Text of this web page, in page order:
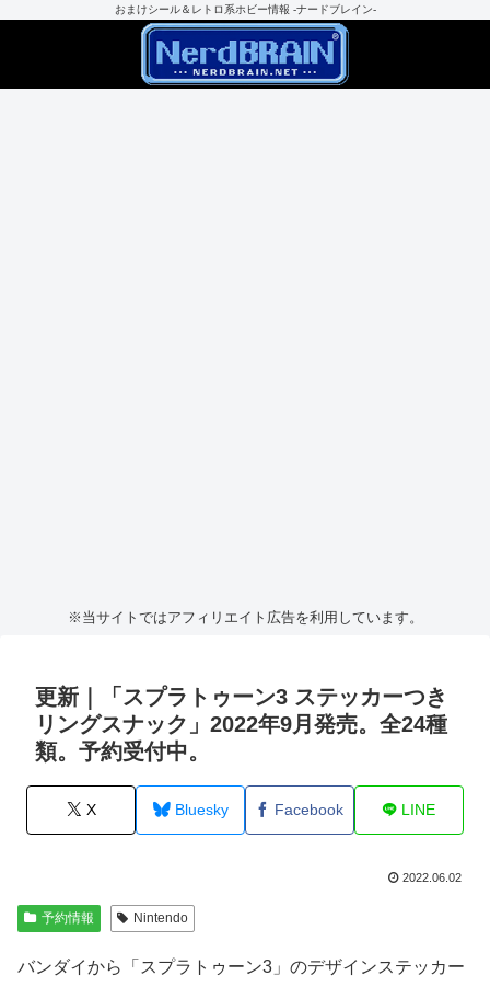
おまけシール＆レトロ系ホビー情報 -ナードブレイン-
※当サイトではアフィリエイト広告を利用しています。
更新｜「スプラトゥーン3 ステッカーつき
リングスナック」2022年9月発売。全24種
類。予約受付中。
X Bluesky Facebook LINE
2022.06.02
予約情報 Nintendo
バンダイから「スプラトゥーン3」のデザインステッカー